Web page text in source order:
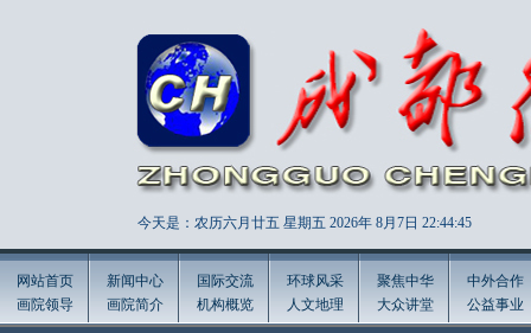
今天是：农历六月廿五 星期五 2026年 8月7日 22:44:47
网站首页
画院领导
新闻中心
画院简介
国际交流
机构概览
环球风采
人文地理
聚焦中华
大众讲堂
中外合作
公益事业